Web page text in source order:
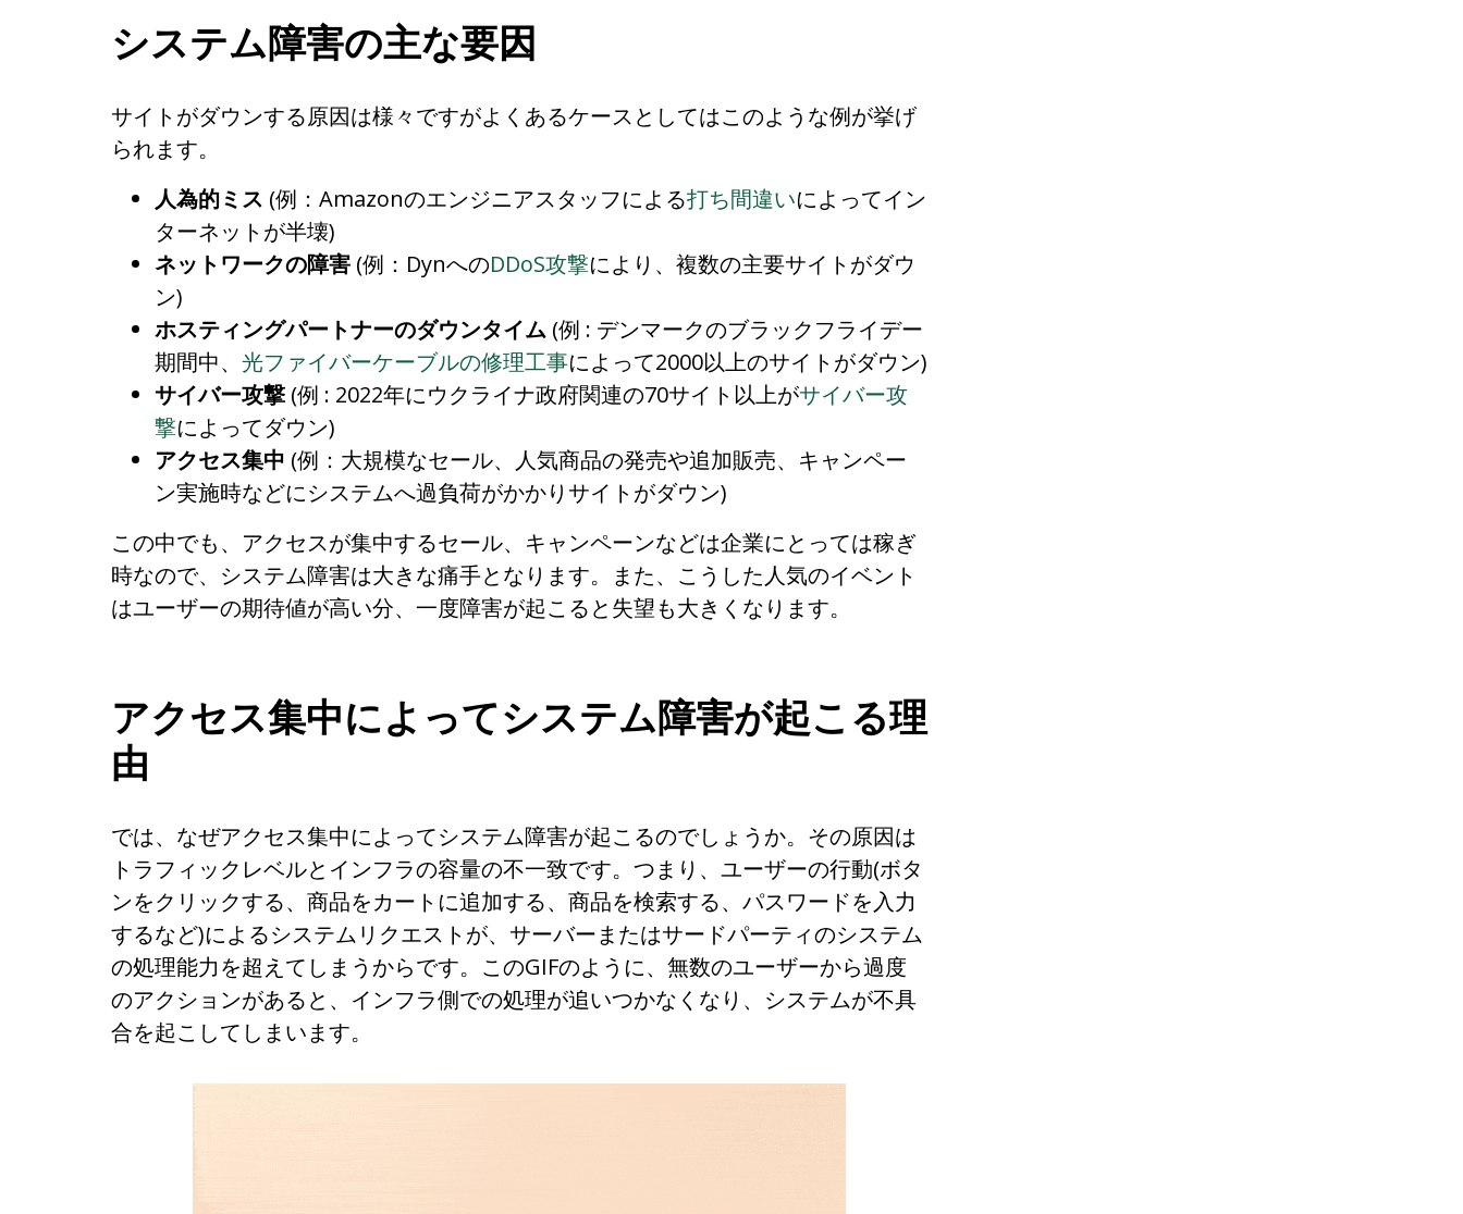
システム障害の主な要因
サイトがダウンする原因は様々ですがよくあるケースとしてはこのような例が挙げ
られます。
人為的ミス (例：Amazonのエンジニアスタッフによる打ち間違いによってイン
ターネットが半壊)
ネットワークの障害 (例：DynへのDDoS攻撃により、複数の主要サイトがダウ
ン)
ホスティングパートナーのダウンタイム (例 : デンマークのブラックフライデー
期間中、 光ファイバーケーブルの修理工事によって2000以上のサイトがダウン)
サイバー攻撃 (例 : 2022年にウクライナ政府関連の70サイト以上がサイバー攻
撃によってダウン)
アクセス集中 (例：大規模なセール、人気商品の発売や追加販売、キャンペー
ン実施時などにシステムへ過負荷がかかりサイトがダウン)
この中でも、アクセスが集中するセール、キャンペーンなどは企業にとっては稼ぎ
時なので、システム障害は大きな痛手となります。また、こうした人気のイベント
はユーザーの期待値が高い分、一度障害が起こると失望も大きくなります。
アクセス集中によってシステム障害が起こる理
由
では、なぜアクセス集中によってシステム障害が起こるのでしょうか。その原因は
トラフィックレベルとインフラの容量の不一致です。つまり、ユーザーの行動(ボタ
ンをクリックする、商品をカートに追加する、商品を検索する、パスワードを入力
するなど)によるシステムリクエストが、サーバーまたはサードパーティのシステム
の処理能力を超えてしまうからです。このGIFのように、無数のユーザーから過度
のアクションがあると、インフラ側での処理が追いつかなくなり、システムが不具
合を起こしてしまいます。